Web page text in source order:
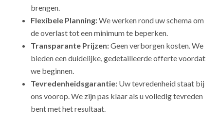
brengen.
Flexibele Planning:We werken rond uw schema om
de overlast tot een minimum te beperken.
Transparante Prijzen:Geen verborgen kosten. We
bieden een duidelijke, gedetailleerde offerte voordat
we beginnen.
Tevredenheidsgarantie: Uw tevredenheid staat bij
ons voorop. We zijn pas klaar als u volledig tevreden
bent met het resultaat.